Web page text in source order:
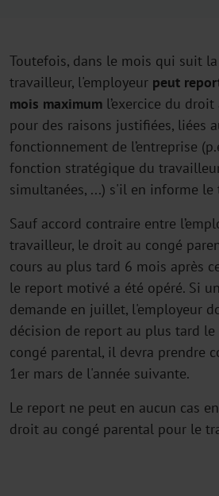
Toutefois, dans le mois qui suit
travailleur, l'employeur peut
mois maximum l’exercice du
pour des raisons justifiées, liées
fonctionnement de l’entreprise
fonction stratégique du
simultanées, ...) s'il en informe
Sauf accord contraire entre
travailleur, le droit au congé
cours au plus tard 6 mois après
le report motivé a été opéré. Si
demande en juillet, l'employeur
décision de report au plus tard le
congé parental, il devra prendre
1er mars de l'année suivante.
Le report ne peut en aucun cas
droit au congé parental pour le